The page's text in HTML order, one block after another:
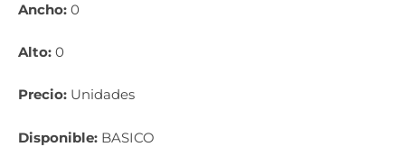
Ancho: 0
Alto: 0
Precio: Unidades
Disponible: BASICO